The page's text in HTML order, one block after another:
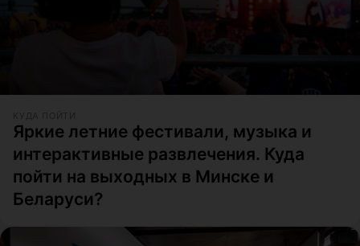
Яркие летние фестивали, музыка и
интерактивные развлечения. Куда
пойти на выходных в Минске и
Беларуси?